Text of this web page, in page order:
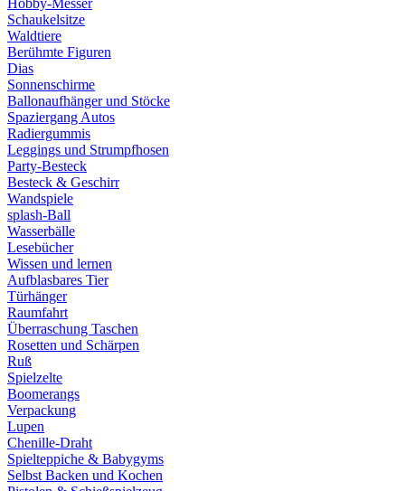
Hobby-Messer
Schaukelsitze
Waldtiere
Berühmte Figuren
Dias
Sonnenschirme
Ballonaufhänger und Stöcke
Spaziergang Autos
Radiergummis
Leggings und Strumpfhosen
Party-Besteck
Besteck & Geschirr
Wandspiele
splash-Ball
Wasserbälle
Lesebücher
Wissen und lernen
Aufblasbares Tier
Türhänger
Raumfahrt
Überraschung Taschen
Rosetten und Schärpen
Ruß
Spielzelte
Boomerangs
Verpackung
Lupen
Chenille-Draht
Spielteppiche & Babygyms
Selbst Backen und Kochen